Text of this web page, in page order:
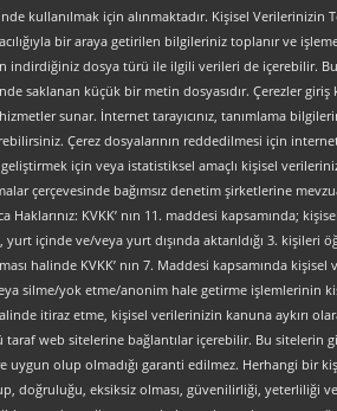
kullanılmak için alınmaktadır. Kişisel Verilerinizin
bir araya getirilen bilgileriniz toplanır ve
indirdiğiniz dosya türü ile ilgili verileri de içerebilir.
saklanan küçük bir metin dosyasıdır. Çerezler
sunar. İnternet tarayıcınız, tanımlama
Çerez dosyalarının reddedilmesi için internet
için veya istatistiksel amaçlı kişisel
çerçevesinde bağımsız denetim şirketlerine
KVKK’ nın 11. maddesi kapsamında;
içinde ve/veya yurt dışında aktarıldığı 3. kişileri
halinde KVKK’ nın 7. Maddesi kapsamında kişisel
silme/yok etme/anonim hale getirme işlemlerinin
itiraz etme, kişisel verilerinizin kanuna aykırı
web sitelerine bağlantılar içerebilir. Bu sitelerin
olup olmadığı garanti edilmez. Herhangi bir
doğruluğu, eksiksiz olması, güvenilirliği, yeterliliği